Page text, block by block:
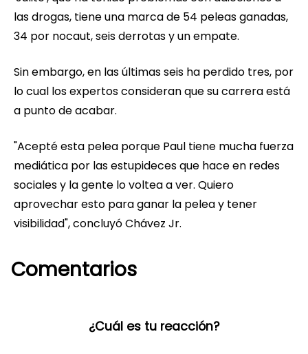
las drogas, tiene una marca de 54 peleas ganadas,
34 por nocaut, seis derrotas y un empate.
Sin embargo, en las últimas seis ha perdido tres, por
lo cual los expertos consideran que su carrera está
a punto de acabar.
"Acepté esta pelea porque Paul tiene mucha fuerza
mediática por las estupideces que hace en redes
sociales y la gente lo voltea a ver. Quiero
aprovechar esto para ganar la pelea y tener
visibilidad", concluyó Chávez Jr.
Comentarios